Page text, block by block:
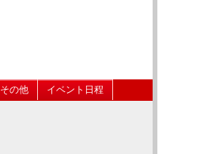
その他 イベント日程